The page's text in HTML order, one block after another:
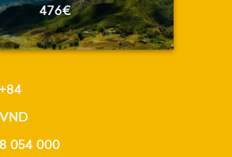
476€
+84
VND
8 054 000